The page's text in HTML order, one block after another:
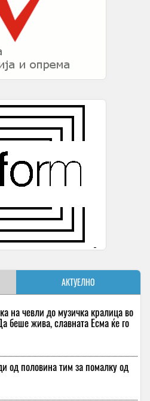
АКТУЕЛНО
на чевли до музичка кралица во
беше жива, славната Есма ќе го
од половина тим за помалку од